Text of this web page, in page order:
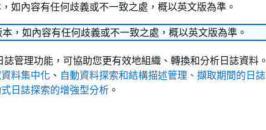
如內容有任何歧義或不一致之處，概以英文版為準。
，如內容有任何歧義或不一致之處，概以英文版為準。
管理功能，可協助您更有效地組織、轉換和分析日誌資料。
料集中化 、 自動資料探索和結構描述管理、 擷取期間的日誌
日誌探索的增強型分析 。